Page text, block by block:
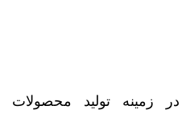
زمینه تولید محصولات